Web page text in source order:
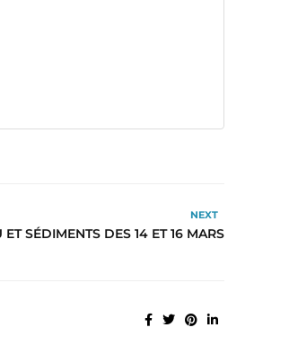
NEXT
ET SÉDIMENTS DES 14 ET 16 MARS